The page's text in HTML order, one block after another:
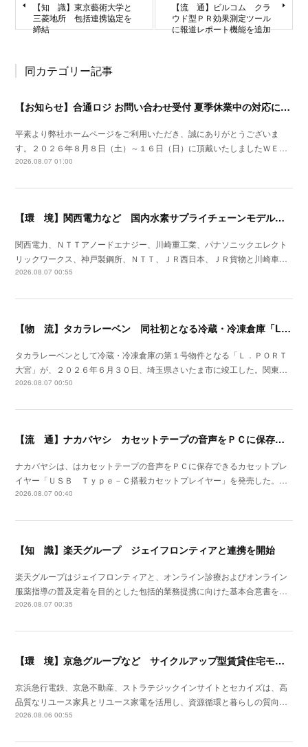
【知 識】東京藝術大学と
三菱地所 包括連携協定を
締結
【流 通】ビルコム クラ
ウド型ＰＲ効果測定ツール
に報道レポート機能を追加
同カテゴリー記事
【お知らせ】合通ロジ お問い合わせ受付 夏季休業中の対応について
平素より弊社ホームページをご利用いただき、誠にありがとうございま
す。２０２６年８月８日（土）～１６日（日）に頂戴いたしましたＷＥ…
2026.08.07 01:00
【環 境】関西電力など 国内水素サプライチェーンモデル構築に向け検討を開始
関西電力、ＮＴＴアノードエナジー、川崎重工業、パナソニックエレクト
リックワークス、神戸製鋼所、ＮＴＴ、ＪＲ西日本、ＪＲ貨物と川崎車…
2026.08.07 00:55
【物 流】タカラレーベン 同社初となる冷蔵・冷凍倉庫「L.PORT大宮」竣工
タカラレーベンとして冷蔵・冷凍倉庫の第１号物件となる「Ｌ．ＰＯＲＴ
大宮」が、２０２６年６月３０日、埼玉県さいたま市に竣工した。関東…
2026.08.07 00:50
【流 通】ナカバヤシ カセットテープの音声をＰＣに保存できるプレイヤーを発売
ナカバヤシは、はカセットテープの音声をＰＣに保存できるカセットプレ
イヤー「ＵＳＢ Ｔｙｐｅ－Ｃ搭載カセットプレイヤー」を発売した。…
2026.08.07 00:40
【知 識】楽天グループ ジェイフロンティアと連携を開始
楽天グループはジェイフロンティアと、オンライン診療およびオンライン
服薬指導の普及定着を目的とした包括的業務提携に向けた基本合意書を…
2026.08.07 00:35
【環 境】京急グループなど サイクルアップ型賃貸住宅モデルの実証を開始
京浜急行電鉄、京急不動産、ストラテジックインサイトとセカイズは、高
品質なリユース家具とリユース家電を活用し、資源循環と暮らしの質向…
2026.08.06 00:55